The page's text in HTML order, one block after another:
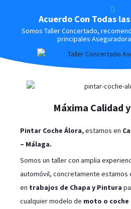
Acuerdo Con Todas
Somos Taller Concertado,
principales
Máxima Calidad
Pintar Coche Álora,estamos en
– Málaga.
Somos un taller con amplia
automóvil, concretamente estamos
en trabajos de Chapa y Pintura
cualquier modelo de moto o coche